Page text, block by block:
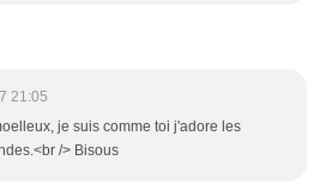
21:05
je suis comme toi j'adore les
/> Bisous